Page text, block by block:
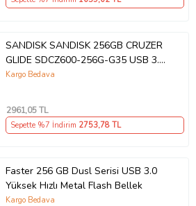
SANDISK SANDISK 256GB CRUZER
GLIDE SDCZ600-256G-G35 USB 3.0
BELLEK
Kargo Bedava
2961,05 TL
Sepette %7 İndirim 2753,78 TL
Faster 256 GB Dusl Serisi USB 3.0
Yüksek Hızlı Metal Flash Bellek
Kargo Bedava